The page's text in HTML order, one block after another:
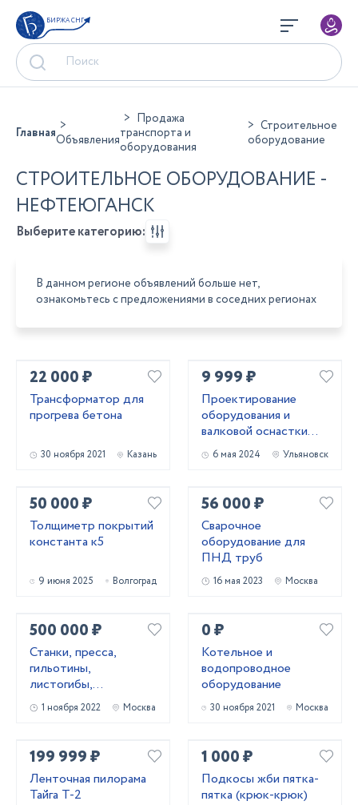
БИРЖА СНГ
ГлавнаяОбъявления
Продажа
транспорта и
оборудования
Строительное
оборудование
СТРОИТЕЛЬНОЕ ОБОРУДОВАНИЕ -
НЕФТЕЮГАНСК
Выберите категорию:
В данном регионе объявлений больше нет,
ознакомьтесь с предложениями в соседних регионах
22 000 ₽
Трансформатор для
прогрева бетона
30 ноября 2021 Казань
9 999 ₽
Проектирование
оборудования и
валковой оснастки
для профилирования
металла
6 мая 2024 Ульяновск
50 000 ₽
Толщиметр покрытий
константа к5
9 июня 2025 Волгоград
56 000 ₽
Сварочное
оборудование для
ПНД труб
16 мая 2023 Москва
500 000 ₽
Станки, пресса,
гильотины,
листогибы,
трубогибы, вальцы,
молоты
1 ноября 2022 Москва
0 ₽
Котельное и
водопроводное
оборудование
30 ноября 2021 Москва
199 999 ₽
Ленточная пилорама
Тайга Т-2
1 000 ₽
Подкосы жби пятка-
пятка (крюк-крюк)